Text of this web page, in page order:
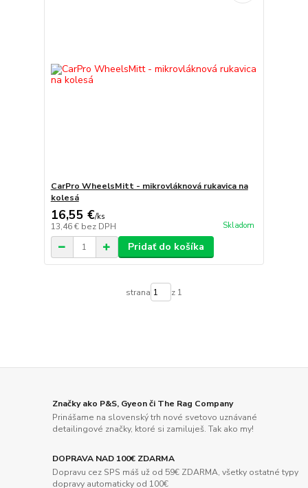
CarPro WheelsMitt - mikrovláknová rukavica na
kolesá
16,55 €/ks
13,46 € bez DPH Skladom
Pridať do košíka
strana z 1
Značky ako P&S, Gyeon či The Rag Company
Prinášame na slovenský trh nové svetovo uznávané
detailingové značky, ktoré si zamiluješ. Tak ako my!
DOPRAVA NAD 100€ ZDARMA
Dopravu cez SPS máš už od 59€ ZDARMA, všetky ostatné typy
dopravy automaticky od 100€